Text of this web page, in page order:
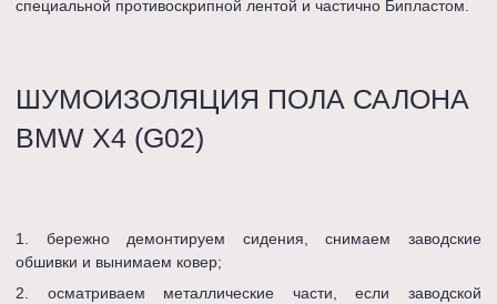
специальной противоскрипной лентой и частично Бипластом.
ШУМОИЗОЛЯЦИЯ ПОЛА САЛОНА
BMW X4 (G02)
бережно демонтируем сидения, снимаем заводские
обшивки и вынимаем ковер;
осматриваем металлические части, если заводской